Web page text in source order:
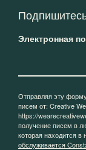
Электронная
Отправляя эту
писем от: Creative
https://
получение писем в
которая находится в
обслуживается